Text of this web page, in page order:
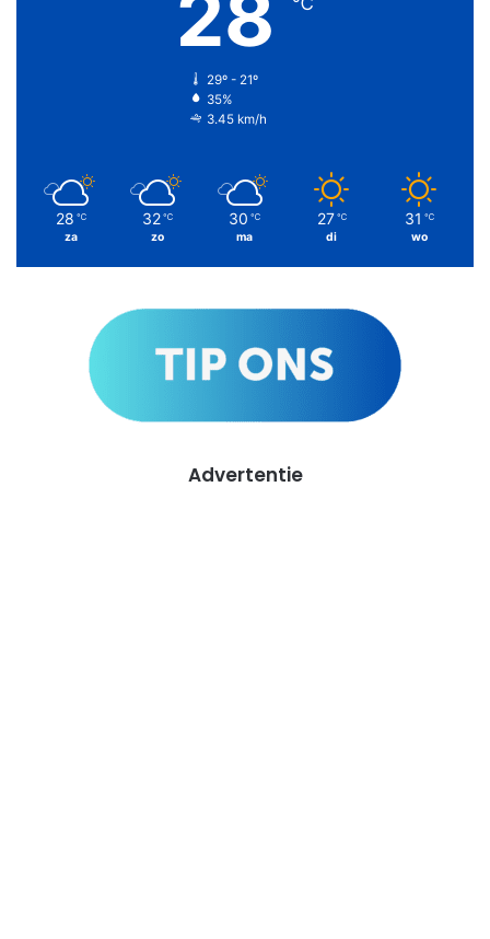
29º - 21º
35%
3.45 km/h
28 ℃
za
32 ℃
zo
30 ℃
ma
27 ℃
di
31 ℃
wo
Advertentie